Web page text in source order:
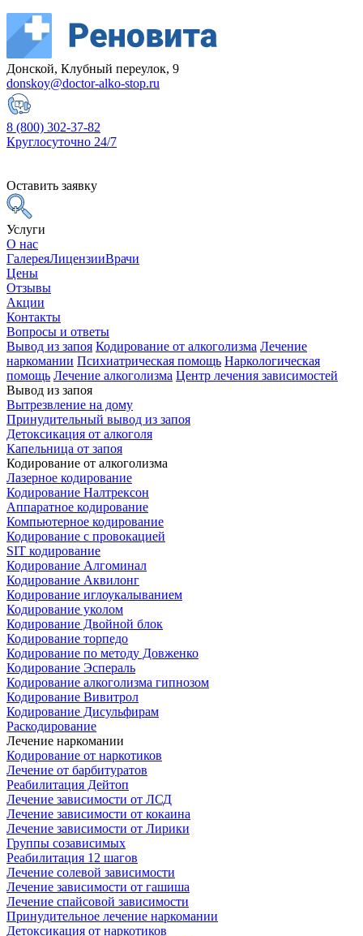
Донской, Клубный переулок, 9
donskoy@doctor-alko-stop.ru
8 (800) 302-37-82
Круглосуточно 24/7
Оставить заявку
Услуги
О нас
ГалереяЛицензииВрачи
Цены
Отзывы
Акции
Контакты
Вопросы и ответы
Вывод из запоя Кодирование от алкоголизма Лечение
наркомании Психиатрическая помощь Наркологическая
помощь Лечение алкоголизма Центр лечения зависимостей
Вывод из запоя
Вытрезвление на дому
Принудительный вывод из запоя
Детоксикация от алкоголя
Капельница от запоя
Кодирование от алкоголизма
Лазерное кодирование
Кодирование Налтрексон
Аппаратное кодирование
Компьютерное кодирование
Кодирование с провокацией
SIT кодирование
Кодирование Алгоминал
Кодирование Аквилонг
Кодирование иглоукалыванием
Кодирование уколом
Кодирование Двойной блок
Кодирование торпедо
Кодирование по методу Довженко
Кодирование Эспераль
Кодирование алкоголизма гипнозом
Кодирование Вивитрол
Кодирование Дисульфирам
Раскодирование
Лечение наркомании
Кодирование от наркотиков
Лечение от барбитуратов
Реабилитация Дейтоп
Лечение зависимости от ЛСД
Лечение зависимости от кокаина
Лечение зависимости от Лирики
Группы созависимых
Реабилитация 12 шагов
Лечение солевой зависимости
Лечение зависимости от гашиша
Лечение спайсовой зависимости
Принудительное лечение наркомании
Детоксикация от наркотиков